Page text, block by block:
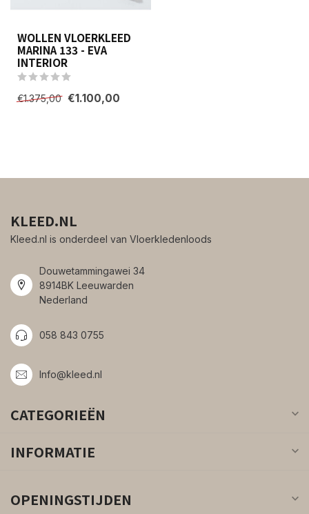
WOLLEN VLOERKLEED
MARINA 133 - EVA
INTERIOR
€1.375,00 €1.100,00
KLEED.NL
Kleed.nl is onderdeel van Vloerkledenloods
Douwetammingawei 34
8914BK Leeuwarden
Nederland
058 843 0755
Info@kleed.nl
CATEGORIEËN
INFORMATIE
OPENINGSTIJDEN